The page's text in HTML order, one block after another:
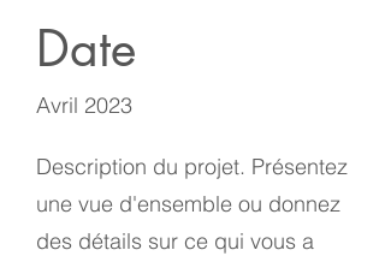
Date
Avril 2023
Description du projet. Présentez
une vue d'ensemble ou donnez
des détails sur ce qui vous a